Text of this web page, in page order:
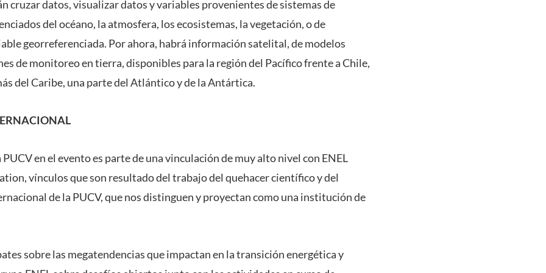
cruzar datos, visualizar datos y variables provenientes de sistemas de
del océano, la atmosfera, los ecosistemas, la vegetación, o de
georreferenciada. Por ahora, habrá información satelital, de modelos
de monitoreo en tierra, disponibles para la región del Pacífico frente a Chile,
del Caribe, una parte del Atlántico y de la Antártica.
en el evento es parte de una vinculación de muy alto nivel con ENEL
vínculos que son resultado del trabajo del quehacer científico y del
de la PUCV, que nos distinguen y proyectan como una institución de
sobre las megatendencias que impactan en la transición energética y